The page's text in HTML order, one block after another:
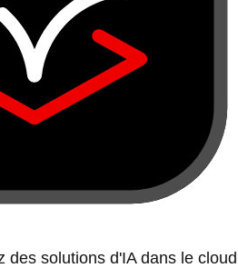
des solutions d'IA dans le cloud